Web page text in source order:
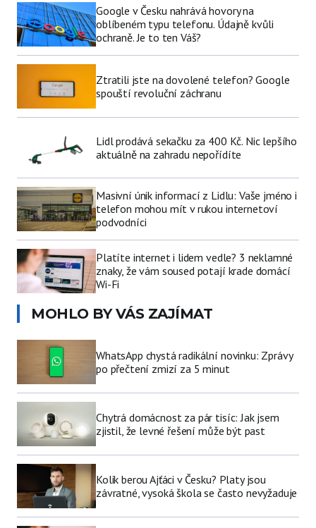
Google v Česku nahrává hovory na
oblíbeném typu telefonu. Údajně kvůli
ochraně. Je to ten Váš?
Ztratili jste na dovolené telefon? Google
spouští revoluční záchranu
Lidl prodává sekačku za 400 Kč. Nic lepšího
aktuálně na zahradu nepořídíte
Masivní únik informací z Lidlu: Vaše jméno i
telefon mohou mít v rukou internetoví
podvodníci
Platíte internet i lidem vedle? 3 neklamné
znaky, že vám soused potají krade domácí
Wi-Fi
MOHLO BY VÁS ZAJÍMAT
WhatsApp chystá radikální novinku: Zprávy
po přečtení zmizí za 5 minut
Chytrá domácnost za pár tisíc: Jak jsem
zjistil, že levné řešení může být past
Kolik berou Ajťáci v Česku? Platy jsou
závratné, vysoká škola se často nevyžaduje